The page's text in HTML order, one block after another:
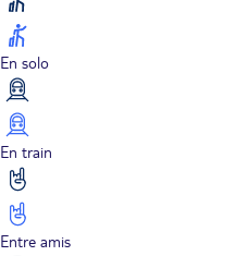
En solo
En train
Entre amis